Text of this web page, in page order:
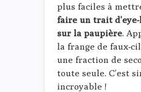
plus faciles à
faire un trait
sur la paupière.
la frange de faux-
une fraction de
toute seule. C’est
incroyable !